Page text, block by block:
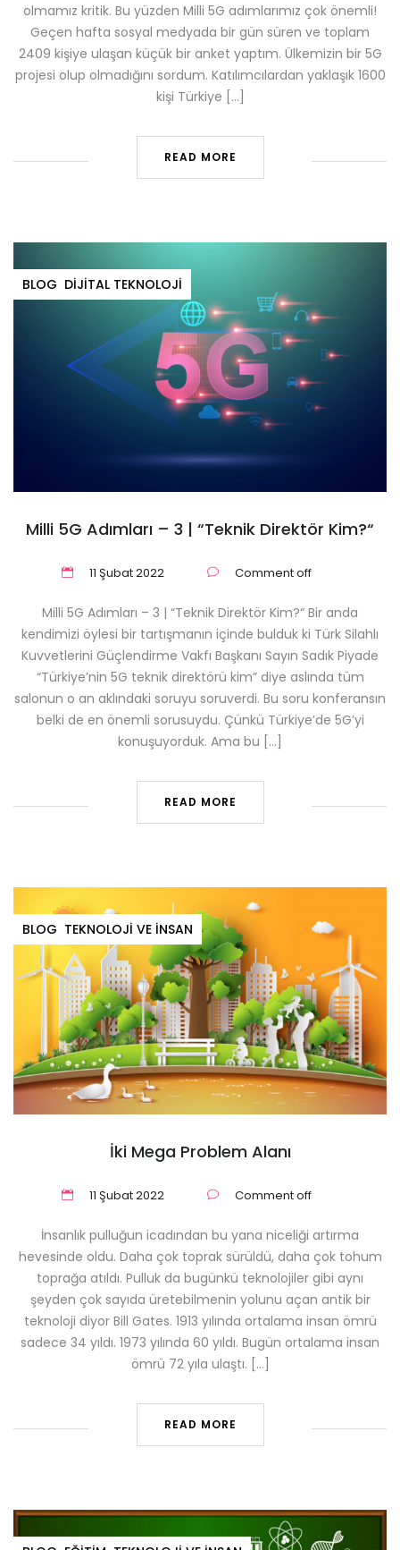
olmamız kritik. Bu yüzden Milli 5G adımlarımız çok önemli!
Geçen hafta sosyal medyada bir gün süren ve toplam
2409 kişiye ulaşan küçük bir anket yaptım. Ülkemizin bir 5G
projesi olup olmadığını sordum. Katılımcılardan yaklaşık 1600
kişi Türkiye […]
READ MORE
BLOG DIJITAL TEKNOLOJI
Milli 5G Adımları – 3 | “Teknik Direktör Kim?“
11 Şubat 2022 Comment off
Milli 5G Adımları – 3 | “Teknik Direktör Kim?“ Bir anda
kendimizi öylesi bir tartışmanın içinde bulduk ki Türk Silahlı
Kuvvetlerini Güçlendirme Vakfı Başkanı Sayın Sadık Piyade
“Türkiye’nin 5G teknik direktörü kim” diye aslında tüm
salonun o an aklındaki soruyu soruverdi. Bu soru konferansın
belki de en önemli sorusuydu. Çünkü Türkiye’de 5G’yi
konuşuyorduk. Ama bu […]
READ MORE
BLOG TEKNOLOJI VE İNSAN
İki Mega Problem Alanı
11 Şubat 2022 Comment off
İnsanlık pulluğun icadından bu yana niceliği artırma
hevesinde oldu. Daha çok toprak sürüldü, daha çok tohum
toprağa atıldı. Pulluk da bugünkü teknolojiler gibi aynı
şeyden çok sayıda üretebilmenin yolunu açan antik bir
teknoloji diyor Bill Gates. 1913 yılında ortalama insan ömrü
sadece 34 yıldı. 1973 yılında 60 yıldı. Bugün ortalama insan
ömrü 72 yıla ulaştı. […]
READ MORE